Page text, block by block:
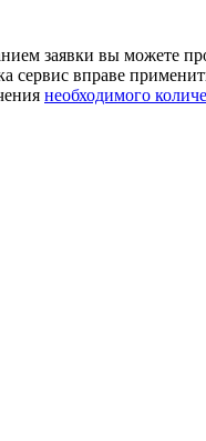
заявки вы можете
сервис вправе
необходимого